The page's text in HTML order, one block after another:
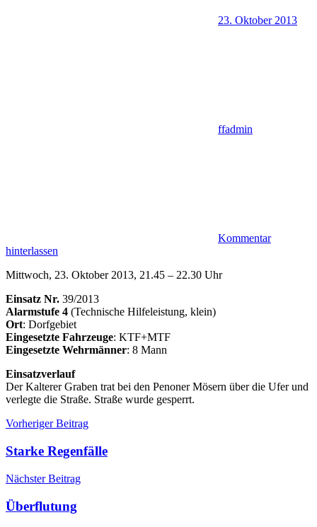
23. Oktober 2013
ffadmin
Kommentar
hinterlassen
Mittwoch, 23. Oktober 2013, 21.45 – 22.30 Uhr
Einsatz Nr. 39/2013
Alarmstufe 4 (Technische Hilfeleistung, klein)
Ort: Dorfgebiet
Eingesetzte Fahrzeuge: KTF+MTF
Eingesetzte Wehrmänner: 8 Mann
Einsatzverlauf
Der Kalterer Graben trat bei den Penoner Mösern über die Ufer und
verlegte die Straße. Straße wurde gesperrt.
Einsätze
ÜberflutetEinsatz
Beitragsnavigation
Vorheriger Beitrag
Starke Regenfälle
Nächster Beitrag
Überflutung